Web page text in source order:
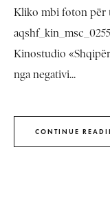
Kliko mbi foton për
Kinostudio
nga negativi...
CONTINUE